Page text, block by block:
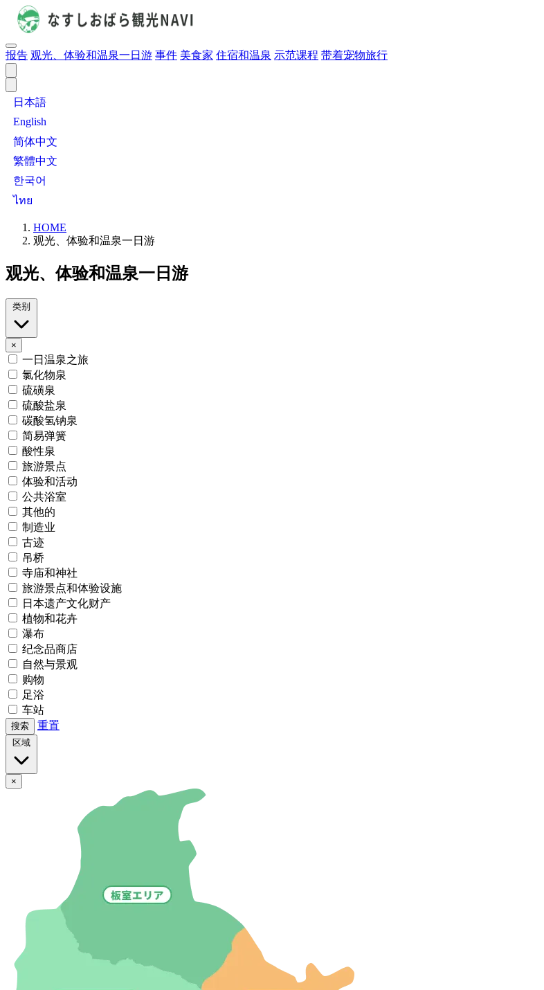
报告 观光、体验和温泉一日游 事件 美食家 住宿和温泉 示范课程 带着宠物旅行
日本語
English
简体中文
繁體中文
한국어
ไทย
HOME
观光、体验和温泉一日游
观光、体验和温泉一日游
类别
×
一日温泉之旅
氯化物泉
硫磺泉
硫酸盐泉
碳酸氢钠泉
简易弹簧
酸性泉
旅游景点
体验和活动
公共浴室
其他的
制造业
古迹
吊桥
寺庙和神社
旅游景点和体验设施
日本遗产文化财产
植物和花卉
瀑布
纪念品商店
自然与景观
购物
足浴
车站
搜索 重置
区域
×